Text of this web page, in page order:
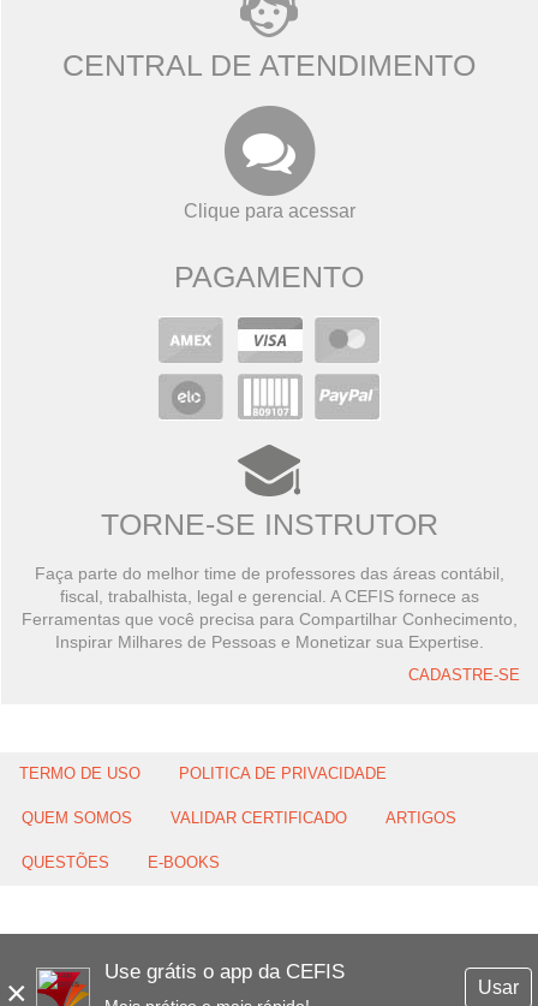
×
Use grátis o app da CEFIS
Usar
CENTRAL DE ATENDIMENTO
Clique para acessar
PAGAMENTO
TORNE-SE INSTRUTOR
Faça parte do melhor time de professores das áreas contábil,
fiscal, trabalhista, legal e gerencial. A CEFIS fornece as
Ferramentas que você precisa para Compartilhar Conhecimento,
Inspirar Milhares de Pessoas e Monetizar sua Expertise.
CADASTRE-SE
TERMO DE USO POLITICA DE PRIVACIDADE
QUEM SOMOS VALIDAR CERTIFICADO ARTIGOS
QUESTÕES E-BOOKS